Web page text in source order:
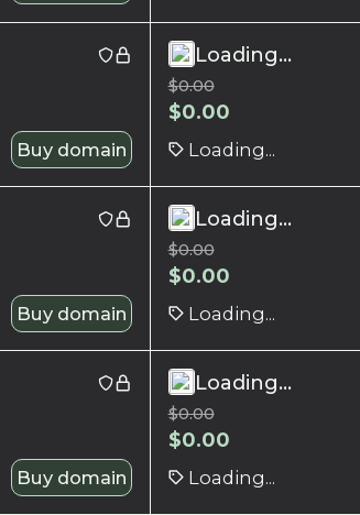
Buy domain
Loading...
$0.00
$0.00
Loading...
Buy domain
Loading...
$0.00
$0.00
Loading...
Buy domain
Loading...
$0.00
$0.00
Loading...